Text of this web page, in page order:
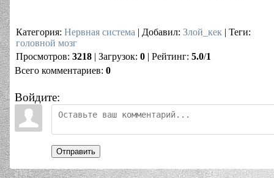
Категория: Нервная система | Добавил: Злой_кек | Теги:
головной мозг
Просмотров: 3218 | Загрузок: 0 | Рейтинг: 5.0/1
Всего комментариев: 0
Войдите:
Отправить